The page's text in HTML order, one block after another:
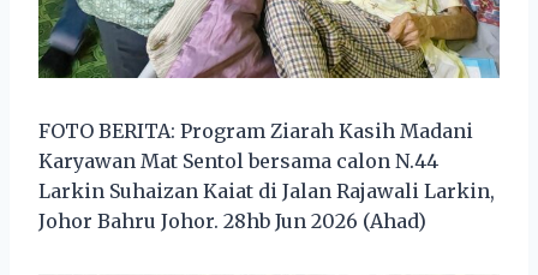
FOTO BERITA: Program Ziarah Kasih Madani
Karyawan Mat Sentol bersama calon N.44
Larkin Suhaizan Kaiat di Jalan Rajawali Larkin,
Johor Bahru Johor. 28hb Jun 2026 (Ahad)